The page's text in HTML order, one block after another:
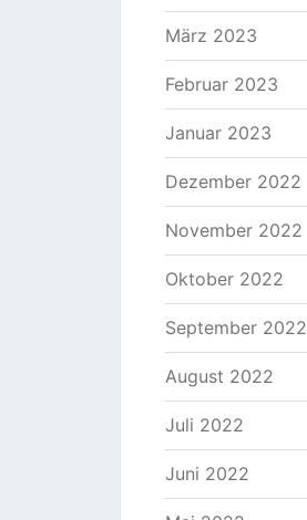
März 2023
Februar 2023
Januar 2023
Dezember 2022
November 2022
Oktober 2022
September 2022
August 2022
Juli 2022
Juni 2022